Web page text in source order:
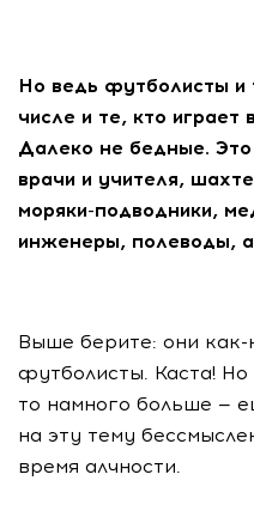
Но ведь футболисты и
числе и те, кто играет
Далеко не бедные.
врачи и учителя,
моряки-подводники,
инженеры, полеводы,
Выше берите: они как-
футболисты. Каста!
то намного больше —
на эту тему
время алчности.